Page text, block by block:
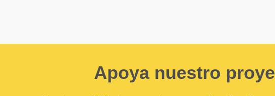
Apoya nuestro